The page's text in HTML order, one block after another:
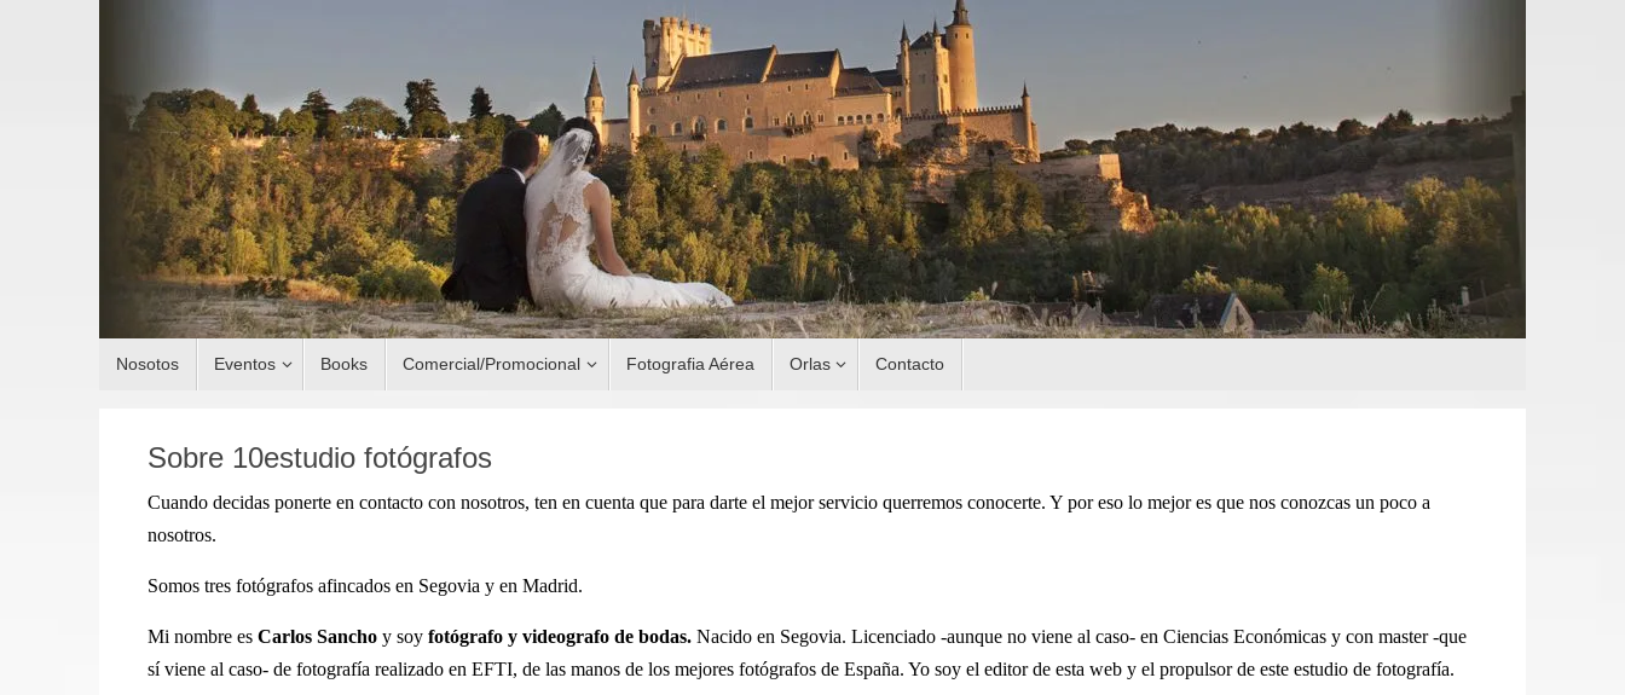
Nosotos Eventos Books Comercial/Promocional Fotografia Aérea Orlas Contacto
Sobre 10estudio fotógrafos
Cuando decidas ponerte en contacto con nosotros, ten en cuenta que para darte el mejor servicio querremos conocerte. Y por eso lo mejor es que nos conozcas un poco a
nosotros.
Somos tres fotógrafos afincados en Segovia y en Madrid.
Mi nombre es Carlos Sancho y soy fotógrafo y videografo de bodas. Nacido en Segovia. Licenciado -aunque no viene al caso- en Ciencias Económicas y con master -que
sí viene al caso- de fotografía realizado en EFTI, de las manos de los mejores fotógrafos de España. Yo soy el editor de esta web y el propulsor de este estudio de fotografía.